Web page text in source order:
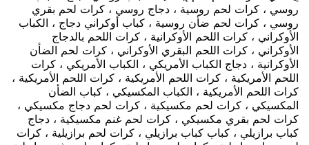
روسي ، كرات لحم روسية ، دجاج روسي ، كرات لحم بقري
روسي ، كرات لحم ضأن روسية ، كباب أوكراني دجاج ، الكباب
الأوكراني ، كرات اللحم الأوكرانية ، كرات اللحم بالدجاج
الأوكراني ، كرات اللحم البقري الأوكراني ، كرات لحم الضأن
الأوكرانية ، دجاج الكباب الأمريكي ، الكباب الأمريكي ، كرات
اللحم الأمريكية ، كرات اللحم الأمريكية ، كرات اللحم الأمريكية ،
كرات اللحم الأمريكية ، الكباب المكسيكي ، كباب الضأن
المكسيكي ، كرات لحم مكسيكية ، كرات لحم دجاج مكسيكي ،
كرات لحم بقري مكسيكي ، كرات لحم غنم مكسيكية ، دجاج
كباب برازيلي ، كباب كباب برازيلي ، كرات لحم برازيلية ، كرات